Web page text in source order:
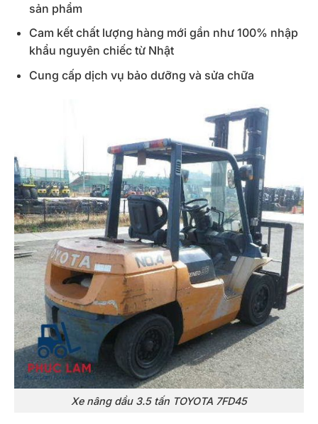
sản phẩm
Cam kết chất lượng hàng mới gần như 100% nhập
khẩu nguyên chiếc từ Nhật
Cung cấp dịch vụ bảo dưỡng và sửa chữa
Xe nâng dầu 3.5 tấn TOYOTA 7FD45